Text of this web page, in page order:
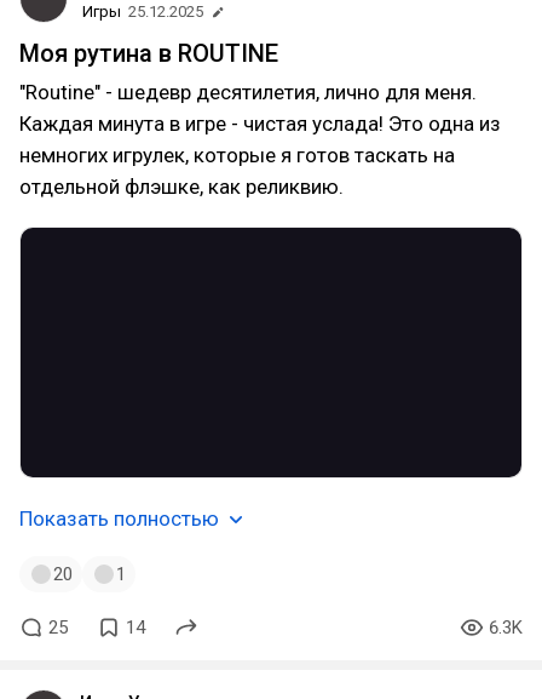
Игры 25.12.2025
Моя рутина в ROUTINE
"Routine" - шедевр десятилетия, лично для меня.
Каждая минута в игре - чистая услада! Это одна из
немногих игрулек, которые я готов таскать на
отдельной флэшке, как реликвию.
Показать полностью
20 1
25 14 6.3K